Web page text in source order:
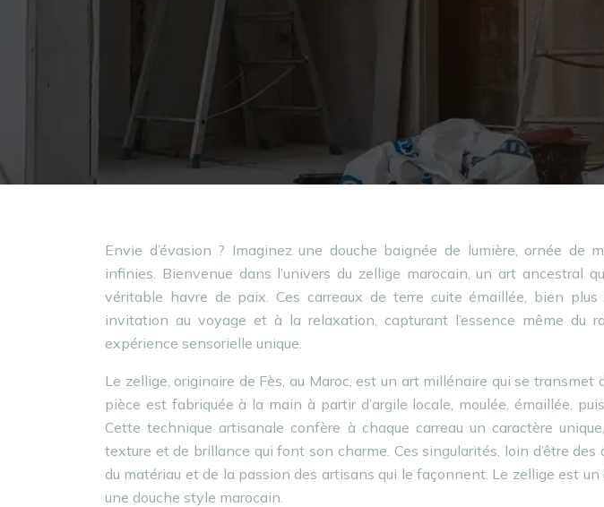
Envie d’évasion ? Imaginez une douche baignée de lumière, ornée de
infinies. Bienvenue dans l’univers du zellige marocain, un art ancestral
véritable havre de paix. Ces carreaux de terre cuite émaillée, bien plus
invitation au voyage et à la relaxation, capturant l’essence même du
expérience sensorielle unique.
Le zellige, originaire de Fès, au Maroc, est un art millénaire qui se
pièce est fabriquée à la main à partir d’argile locale, moulée, émaillée,
Cette technique artisanale confère à chaque carreau un caractère
texture et de brillance qui font son charme. Ces singularités, loin d’être
du matériau et de la passion des artisans qui le façonnent. Le zellige est
une douche style marocain.